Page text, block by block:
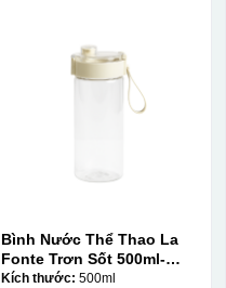
Bình Nước Thể Thao La
Fonte Trơn Sốt 500ml-
010009
Kích thước: 500ml